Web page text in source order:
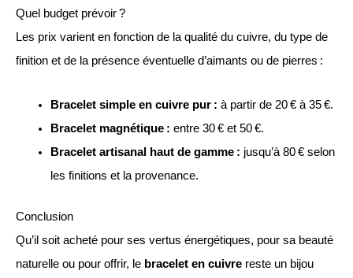
Quel budget prévoir ?
Les prix varient en fonction de la qualité du cuivre, du type de
finition et de la présence éventuelle d’aimants ou de pierres :
Bracelet simple en cuivre pur : à partir de 20 € à 35 €.
Bracelet magnétique : entre 30 € et 50 €.
Bracelet artisanal haut de gamme : jusqu’à 80 € selon
les finitions et la provenance.
Conclusion
Qu’il soit acheté pour ses vertus énergétiques, pour sa beauté
naturelle ou pour offrir, le bracelet en cuivre reste un bijou